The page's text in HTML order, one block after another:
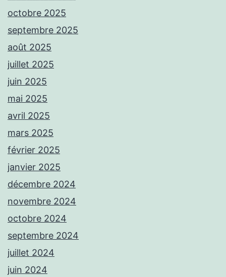
octobre 2025
septembre 2025
août 2025
juillet 2025
juin 2025
mai 2025
avril 2025
mars 2025
février 2025
janvier 2025
décembre 2024
novembre 2024
octobre 2024
septembre 2024
juillet 2024
juin 2024